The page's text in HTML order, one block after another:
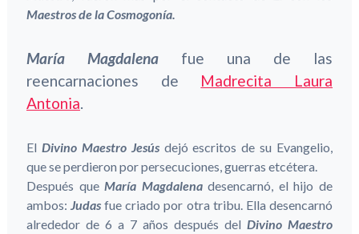
Maestros de la Cosmogonía.
María Magdalenafue una de las
reencarnaciones de Madrecita Laura
Antonia.
El Divino Maestro Jesúsdejó escritos de su Evangelio,
que se perdieron por persecuciones, guerras etcétera.
Después que María Magdalenadesencarnó, el hijo de
ambos: Judas fue criado por otra tribu. Ella desencarnó
alrededor de 6 a 7 años después del Divino Maestro